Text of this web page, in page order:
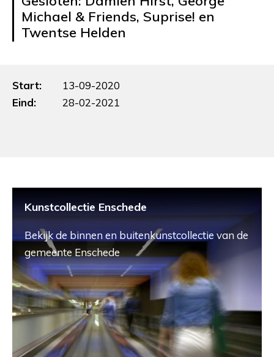
Michael & Friends, Suprise! en
Twentse Helden
Start:
13-09-2020
Eind:
28-02-2021
Kunstcollectie Enschede
Bekijk de binnen en buitenkunstcollectie van de
gemeente Enschede